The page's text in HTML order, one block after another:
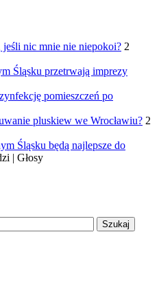
nic mnie nie niepokoi? 2
Śląsku przetrwają imprezy
pomieszczeń po
pluskiew we Wrocławiu? 2
Śląsku będą najlepsze do
| Głosy